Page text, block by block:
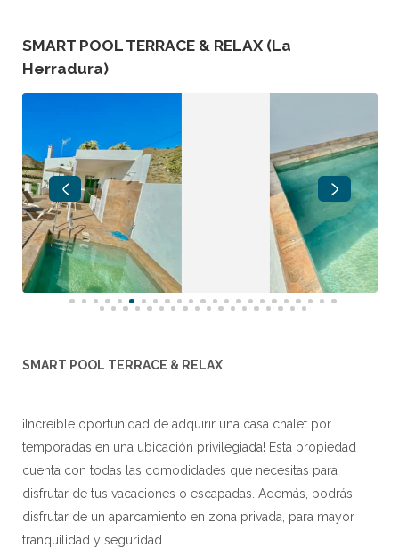
SMART POOL TERRACE & RELAX (La
Herradura)
SMART POOL TERRACE & RELAX
¡Increíble oportunidad de adquirir una casa chalet por
temporadas en una ubicación privilegiada! Esta propiedad
cuenta con todas las comodidades que necesitas para
disfrutar de tus vacaciones o escapadas. Además, podrás
disfrutar de un aparcamiento en zona privada, para mayor
tranquilidad y seguridad.